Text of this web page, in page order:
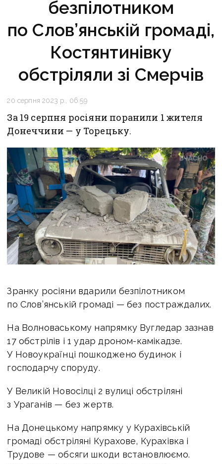
безпілотником
по Слов’янській громаді,
Костянтинівку
обстріляли зі Смерчів
20 серпня 2023 р., 06:59
За 19 серпня росіяни поранили 1 жителя
Донеччини — у Торецьку.
Зранку росіяни вдарили безпілотником
по Слов’янській громаді — без постраждалих.
На Волноваському напрямку Вугледар зазнав
17 обстрілів і 1 удар дроном-камікадзе.
У Новоукраїнці пошкоджено будинок і
господарчу споруду.
У Великій Новосілці 2 вулиці обстріляні
з Ураганів — без жертв.
На Донецькому напрямку у Курахівській
громаді обстріляні Курахове, Курахівка і
Трудове — обсяги шкоди встановлюємо.